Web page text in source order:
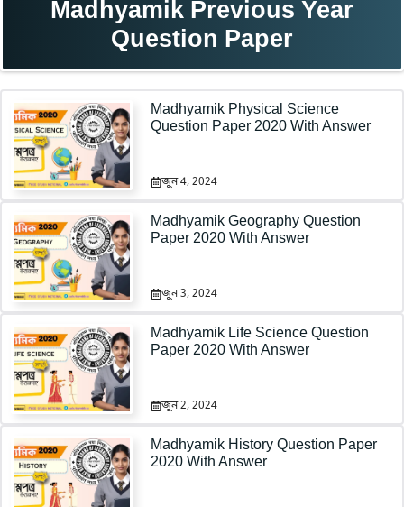
Madhyamik Previous Year
Question Paper
Madhyamik Physical Science
Question Paper 2020 With Answer
জুন 4, 2024
Madhyamik Geography Question
Paper 2020 With Answer
জুন 3, 2024
Madhyamik Life Science Question
Paper 2020 With Answer
জুন 2, 2024
Madhyamik History Question Paper
2020 With Answer